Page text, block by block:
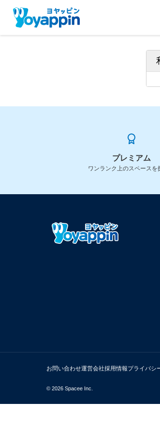
プレミアム
ワンランク上のスペースを
お問い合わせ運営会社採用情報プライバシ
© 2026 Spacee Inc.